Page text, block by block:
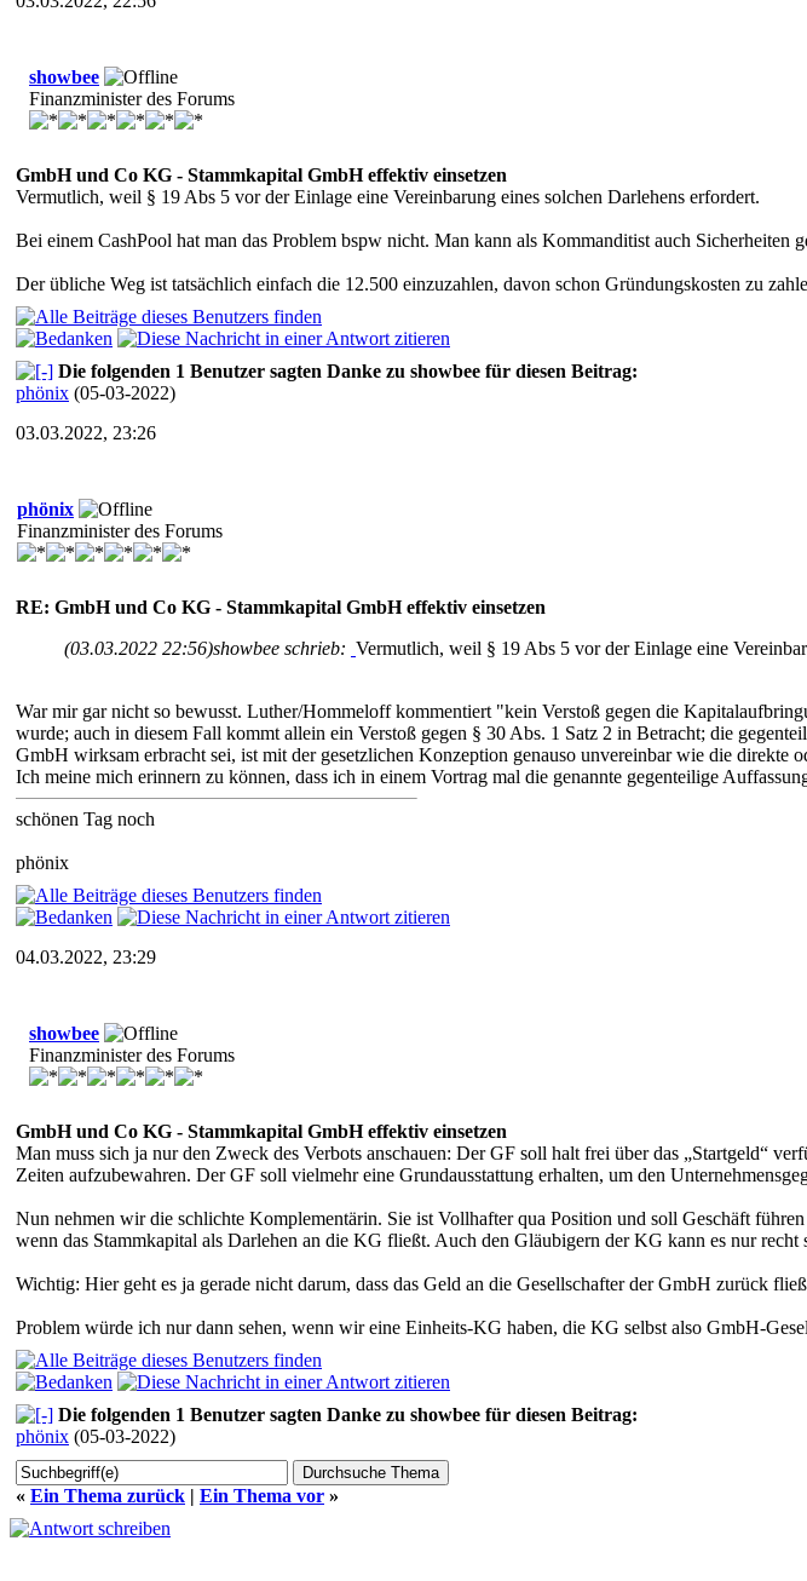
showbee
Finanzminister des Forums
GmbH und Co KG - Stammkapital GmbH effektiv einsetzen
Vermutlich, weil § 19 Abs 5 vor der Einlage eine Vereinbarung eines solchen Darlehens erfordert.
Bei einem CashPool hat man das Problem bspw nicht. Man kann als Kommanditist auch Sicherheiten
Der übliche Weg ist tatsächlich einfach die 12.500 einzuzahlen, davon schon Gründungskosten zu
Die folgenden 1 Benutzer sagten Danke zu showbee für diesen Beitrag:
phönix (05-03-2022)
03.03.2022, 23:26
phönix
Finanzminister des Forums
RE: GmbH und Co KG - Stammkapital GmbH effektiv einsetzen
(03.03.2022 22:56)showbee schrieb: Vermutlich, weil § 19 Abs 5 vor der Einlage eine
War mir gar nicht so bewusst. Luther/Hommeloff kommentiert "kein Verstoß gegen die
wurde; auch in diesem Fall kommt allein ein Verstoß gegen § 30 Abs. 1 Satz 2 in Betracht; die
GmbH wirksam erbracht sei, ist mit der gesetzlichen Konzeption genauso unvereinbar wie die direkte
Ich meine mich erinnern zu können, dass ich in einem Vortrag mal die genannte gegenteilige
schönen Tag noch
phönix
04.03.2022, 23:29
showbee
Finanzminister des Forums
GmbH und Co KG - Stammkapital GmbH effektiv einsetzen
Man muss sich ja nur den Zweck des Verbots anschauen: Der GF soll halt frei über das „Startgeld“
Zeiten aufzubewahren. Der GF soll vielmehr eine Grundausstattung erhalten, um den
Nun nehmen wir die schlichte Komplementärin. Sie ist Vollhafter qua Position und soll Geschäft
wenn das Stammkapital als Darlehen an die KG fließt. Auch den Gläubigern der KG kann es nur
Wichtig: Hier geht es ja gerade nicht darum, dass das Geld an die Gesellschafter der GmbH zurück
Problem würde ich nur dann sehen, wenn wir eine Einheits-KG haben, die KG selbst also GmbH-
Die folgenden 1 Benutzer sagten Danke zu showbee für diesen Beitrag:
phönix (05-03-2022)
« Ein Thema zurück | Ein Thema vor »